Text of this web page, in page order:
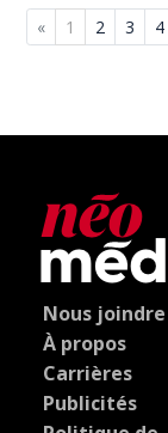
« 1 2 3 4
Nous joindre
À propos
Carrières
Publicités